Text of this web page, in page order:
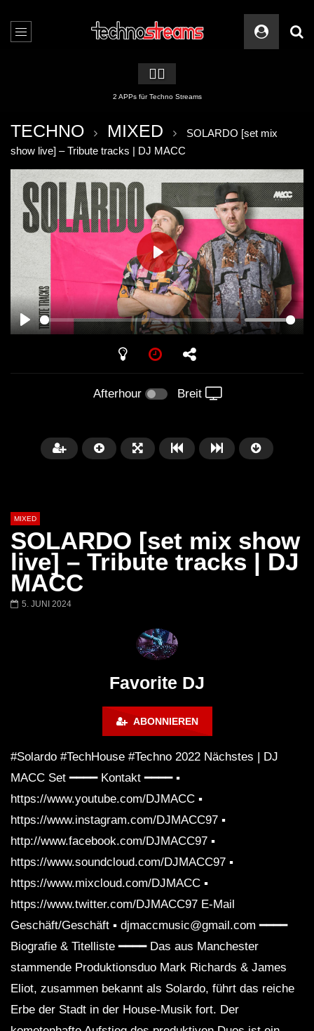
🏳️‍🌈
2 APPs für Techno Streams
TECHNO MIXED
SOLARDO [set mix
show live] – Tribute tracks | DJ MACC
PLAY
PLAY
Afterhour Breit
MIXED
SOLARDO [set mix show
live] – Tribute tracks | DJ
MACC
5. JUNI 2024
Favorite DJ
ABONNIEREN
#Solardo #TechHouse #Techno 2022 Nächstes | DJ
MACC Set ━━━━ Kontakt ━━━━ ▪
https://www.youtube.com/DJMACC ▪
https://www.instagram.com/DJMACC97 ▪
http://www.facebook.com/DJMACC97 ▪
https://www.soundcloud.com/DJMACC97 ▪
https://www.mixcloud.com/DJMACC ▪
https://www.twitter.com/DJMACC97 E-Mail
Geschäft/Geschäft ▪ djmaccmusic@gmail.com ━━━━
Biografie & Titelliste ━━━━ Das aus Manchester
stammende Produktionsduo Mark Richards & James
Eliot, zusammen bekannt als Solardo, führt das reiche
Erbe der Stadt in der House-Musik fort. Der